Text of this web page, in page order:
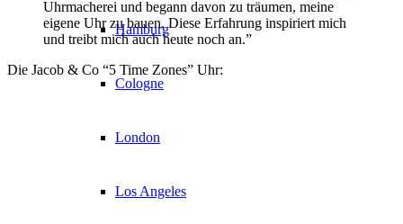
Hamburg
Cologne
London
Los Angeles
Uhrmacherei und begann davon zu träumen, meine
eigene Uhr zu bauen. Diese Erfahrung inspiriert mich
und treibt mich auch heute noch an.”
Die Jacob & Co “5 Time Zones” Uhr: